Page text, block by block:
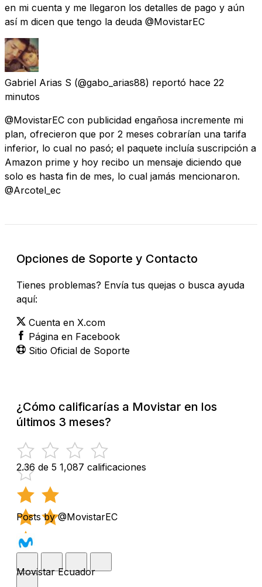
en mi cuenta y me llegaron los detalles de pago y aún
así m dicen que tengo la deuda @MovistarEC
Gabriel Arias S (@gabo_arias88) reportó hace 22
minutos
@MovistarEC con publicidad engañosa incremente mi
plan, ofrecieron que por 2 meses cobrarían una tarifa
inferior, lo cual no pasó; el paquete incluía suscripción a
Amazon prime y hoy recibo un mensaje diciendo que
solo es hasta fin de mes, lo cual jamás mencionaron.
@Arcotel_ec
Opciones de Soporte y Contacto
Tienes problemas? Envía tus quejas o busca ayuda
aquí:
Cuenta en X.com
Página en Facebook
Sitio Oficial de Soporte
¿Cómo calificarías a Movistar en los
últimos 3 meses?
2.36 de 5 1,087 calificaciones
Posts by @MovistarEC
Movistar Ecuador